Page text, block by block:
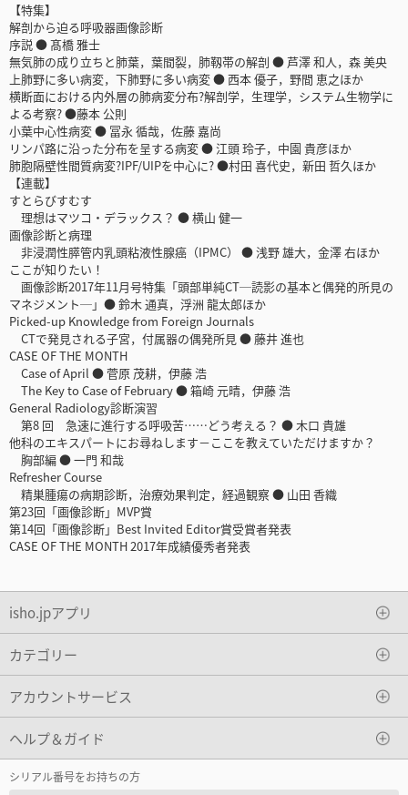
【特集】
解剖から迫る呼吸器画像診断
序説 ● 髙橋 雅士
無気肺の成り立ちと肺葉，葉間裂，肺靱帯の解剖 ● 芦澤 和人，森 美央
上肺野に多い病変，下肺野に多い病変 ● 西本 優子，野間 恵之ほか
横断面における内外層の肺病変分布?解剖学，生理学，システム生物学に
よる考察? ●藤本 公則
小葉中心性病変 ● 冨永 循哉，佐藤 嘉尚
リンパ路に沿った分布を呈する病変 ● 江頭 玲子，中園 貴彦ほか
肺胞隔壁性間質病変?IPF/UIPを中心に? ●村田 喜代史，新田 哲久ほか
【連載】
すとらびすむす
理想はマツコ・デラックス？ ● 横山 健一
画像診断と病理
非浸潤性膵管内乳頭粘液性腺癌（IPMC） ● 浅野 雄大，金澤 右ほか
ここが知りたい！
画像診断2017年11月号特集「頭部単純CT─読影の基本と偶発的所見の
マネジメント─」● 鈴木 通真，浮洲 龍太郎ほか
Picked-up Knowledge from Foreign Journals
CTで発見される子宮，付属器の偶発所見 ● 藤井 進也
CASE OF THE MONTH
Case of April ● 菅原 茂耕，伊藤 浩
The Key to Case of February ● 箱崎 元晴，伊藤 浩
General Radiology診断演習
第8 回 急速に進行する呼吸苦……どう考える？ ● 木口 貴雄
他科のエキスパートにお尋ねします－ここを教えていただけますか？
胸部編 ● 一門 和哉
Refresher Course
精巣腫瘍の病期診断，治療効果判定，経過観察 ● 山田 香織
第23回「画像診断」MVP賞
第14回「画像診断」Best Invited Editor賞受賞者発表
CASE OF THE MONTH 2017年成績優秀者発表
isho.jpアプリ
カテゴリー
アカウントサービス
ヘルプ＆ガイド
シリアル番号をお持ちの方